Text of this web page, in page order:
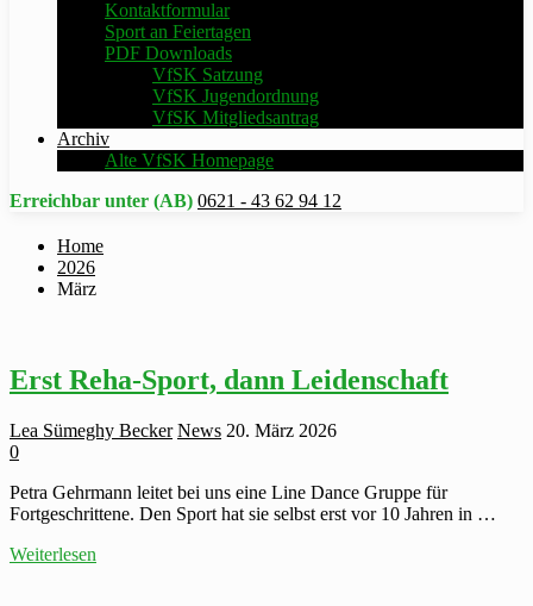
Kontaktformular
Sport an Feiertagen
PDF Downloads
VfSK Satzung
VfSK Jugendordnung
VfSK Mitgliedsantrag
Archiv
Alte VfSK Homepage
Erreichbar unter (AB) 0621 - 43 62 94 12
Home
2026
März
Erst Reha-Sport, dann Leidenschaft
Lea Sümeghy Becker News 20. März 2026
0
Petra Gehrmann leitet bei uns eine Line Dance Gruppe für
Fortgeschrittene. Den Sport hat sie selbst erst vor 10 Jahren in …
Erst
Weiterlesen